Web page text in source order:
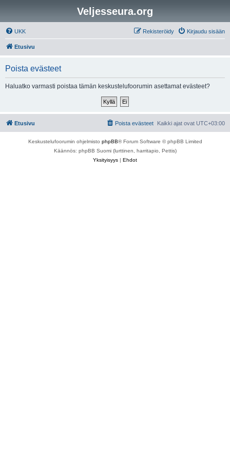
Veljesseura.org
UKK Kirjaudu sisään
Rekisteröidy
Etusivu
Poista evästeet
Haluatko varmasti poistaa tämän keskustelufoorumin asettamat evästeet?
Etusivu Kaikki ajat ovat UTC+03:00
Poista evästeet
Keskustelufoorumin ohjelmisto phpBB® Forum Software © phpBB Limited
Käännös: phpBB Suomi (lurttinen, harritapio, Pettis)
Yksityisyys | Ehdot